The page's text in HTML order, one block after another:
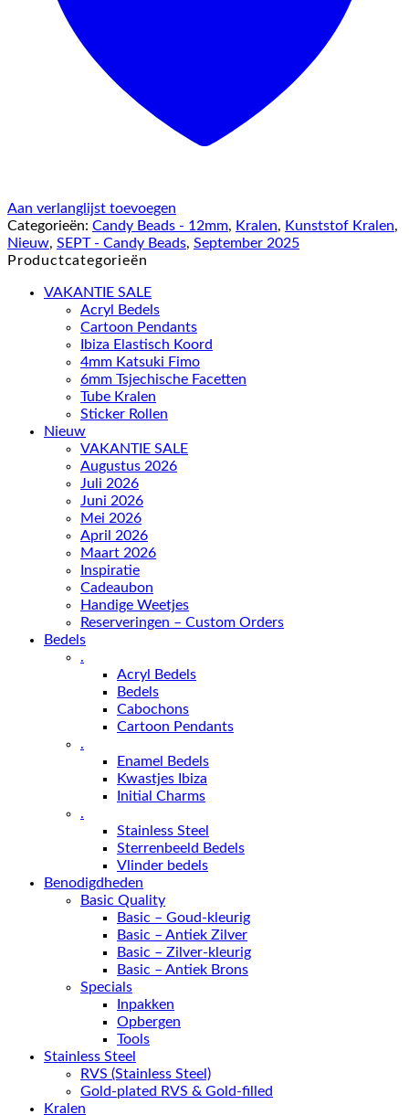
Aan verlanglijst toevoegen
Categorieën: Candy Beads - 12mm, Kralen, Kunststof Kralen,
Nieuw, SEPT - Candy Beads, September 2025
Productcategorieën
VAKANTIE SALE
Acryl Bedels
Cartoon Pendants
Ibiza Elastisch Koord
4mm Katsuki Fimo
6mm Tsjechische Facetten
Tube Kralen
Sticker Rollen
Nieuw
VAKANTIE SALE
Augustus 2026
Juli 2026
Juni 2026
Mei 2026
April 2026
Maart 2026
Inspiratie
Cadeaubon
Handige Weetjes
Reserveringen – Custom Orders
Bedels
.
Acryl Bedels
Bedels
Cabochons
Cartoon Pendants
.
Enamel Bedels
Kwastjes Ibiza
Initial Charms
.
Stainless Steel
Sterrenbeeld Bedels
Vlinder bedels
Benodigdheden
Basic Quality
Basic – Goud-kleurig
Basic – Antiek Zilver
Basic – Zilver-kleurig
Basic – Antiek Brons
Specials
Inpakken
Opbergen
Tools
Stainless Steel
RVS (Stainless Steel)
Gold-plated RVS & Gold-filled
Kralen